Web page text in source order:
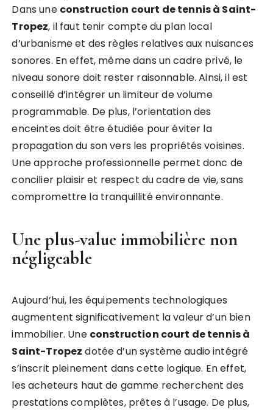
Dans une construction court de tennis à Saint-
Tropez, il faut tenir compte du plan local
d’urbanisme et des règles relatives aux nuisances
sonores. En effet, même dans un cadre privé, le
niveau sonore doit rester raisonnable. Ainsi, il est
conseillé d’intégrer un limiteur de volume
programmable. De plus, l’orientation des
enceintes doit être étudiée pour éviter la
propagation du son vers les propriétés voisines.
Une approche professionnelle permet donc de
concilier plaisir et respect du cadre de vie, sans
compromettre la tranquillité environnante.
Une plus-value immobilière non
négligeable
Aujourd’hui, les équipements technologiques
augmentent significativement la valeur d’un bien
immobilier. Une construction court de tennis à
Saint-Tropez dotée d’un système audio intégré
s’inscrit pleinement dans cette logique. En effet,
les acheteurs haut de gamme recherchent des
prestations complètes, prêtes à l’usage. De plus,